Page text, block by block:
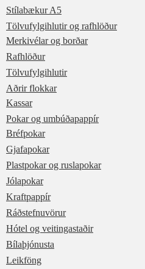
Stílabækur A5
Tölvufylgihlutir og rafhlöður
Merkivélar og borðar
Rafhlöður
Tölvufylgihlutir
Aðrir flokkar
Kassar
Pokar og umbúðapappír
Bréfpokar
Gjafapokar
Plastpokar og ruslapokar
Jólapokar
Kraftpappír
Ráðstefnuvörur
Hótel og veitingastaðir
Bílaþjónusta
Leikföng